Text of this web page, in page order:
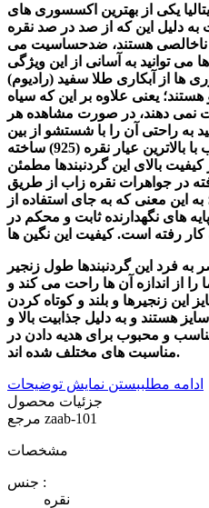
یکی از بهترین اکسسوری های
به دلیل این که از صد در صد نقره
ناخالصی هستند، ضدحساسیت می
می توانید به آسانی از این ویژگی
ها از آبکاری طلا سفید (رادیوم)
یعنی علاوه بر این که سیاه
نمی دهند، در صورت مشاهده هر
به راحتی آن را با شستشو از بین
ببرید. اکسسوری های نقره زاب با بالاترین عیار نقره (925) ساخته
بالای این گردنبندها مطمئن
در جواهرات نقره زاب از طریق
این معنی که به جای استفاده از
های نگهدارنده ثابت و محکم در
فرد این گردنبندها طول زنجیر
را از اندازه آن ها راحت می کند و
این زنجیرها و بلند و کوتاه کردن
هستند و به دلیل جذابیت بالا و
و محبوب برای هدیه دادن در
مناسبت های مختلف شده اند.
ادامه مطلببستن نمایش توضیحات
جزئیات محصول
zaab-101
مشخصات
جنس :
نقره